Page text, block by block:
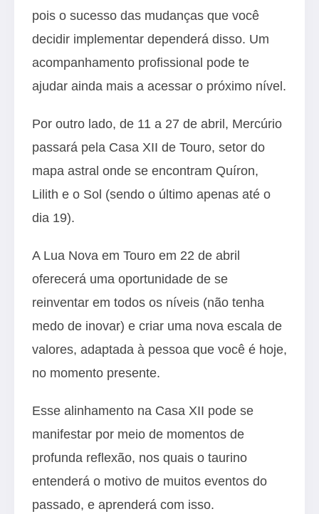
pois o sucesso das mudanças que você
decidir implementar dependerá disso. Um
acompanhamento profissional pode te
ajudar ainda mais a acessar o próximo nível.
Por outro lado, de 11 a 27 de abril, Mercúrio
passará pela Casa XII de Touro, setor do
mapa astral onde se encontram Quíron,
Lilith e o Sol (sendo o último apenas até o
dia 19).
A Lua Nova em Touro em 22 de abril
oferecerá uma oportunidade de se
reinventar em todos os níveis (não tenha
medo de inovar) e criar uma nova escala de
valores, adaptada à pessoa que você é hoje,
no momento presente.
Esse alinhamento na Casa XII pode se
manifestar por meio de momentos de
profunda reflexão, nos quais o taurino
entenderá o motivo de muitos eventos do
passado, e aprenderá com isso.